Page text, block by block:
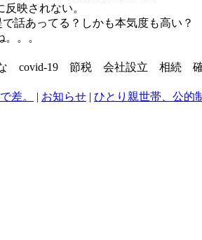
映されない。
話あってる？しかも本気度も高い？
。。
な covid-19 節税 会社設立 相続
差。
| お知らせ | ひとり親世帯、公的